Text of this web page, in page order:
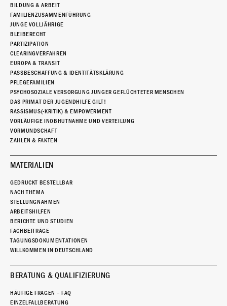
BILDUNG & ARBEIT
FAMILIENZUSAMMENFÜHRUNG
JUNGE VOLLJÄHRIGE
BLEIBERECHT
PARTIZIPATION
CLEARINGVERFAHREN
EUROPA & TRANSIT
PASSBESCHAFFUNG & IDENTITÄTSKLÄRUNG
PFLEGEFAMILIEN
PSYCHOSOZIALE VERSORGUNG JUNGER GEFLÜCHTETER MENSCHEN
DAS PRIMAT DER JUGENDHILFE GILT!
RASSISMUS(-KRITIK) & EMPOWERMENT
VORLÄUFIGE INOBHUTNAHME UND VERTEILUNG
VORMUNDSCHAFT
ZAHLEN & FAKTEN
MATERIALIEN
GEDRUCKT BESTELLBAR
NACH THEMA
STELLUNGNAHMEN
ARBEITSHILFEN
BERICHTE UND STUDIEN
FACHBEITRÄGE
TAGUNGSDOKUMENTATIONEN
WILLKOMMEN IN DEUTSCHLAND
BERATUNG & QUALIFIZIERUNG
HÄUFIGE FRAGEN – FAQ
EINZELFALLBERATUNG